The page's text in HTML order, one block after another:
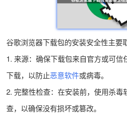
谷歌浏览器下载包的安装安全性主要
1. 来源：确保下载包来自官方或可
下载，以防止恶意软件或病毒。
2. 完整性检查：在安装前，使用杀毒
查，以确保没有损坏或篡改。